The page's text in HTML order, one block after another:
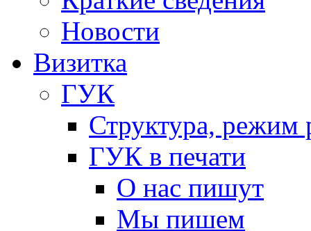
Новости
Визитка
ГУК
Структура, режим
ГУК в печати
О нас пишут
Мы пишем